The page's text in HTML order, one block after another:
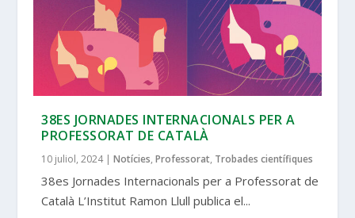
38ES JORNADES INTERNACIONALS PER A
PROFESSORAT DE CATALÀ
10 juliol, 2024|Notícies,Professorat, Trobades científiques
38es Jornades Internacionals per a Professorat de
Català L’Institut Ramon Llull publica el...